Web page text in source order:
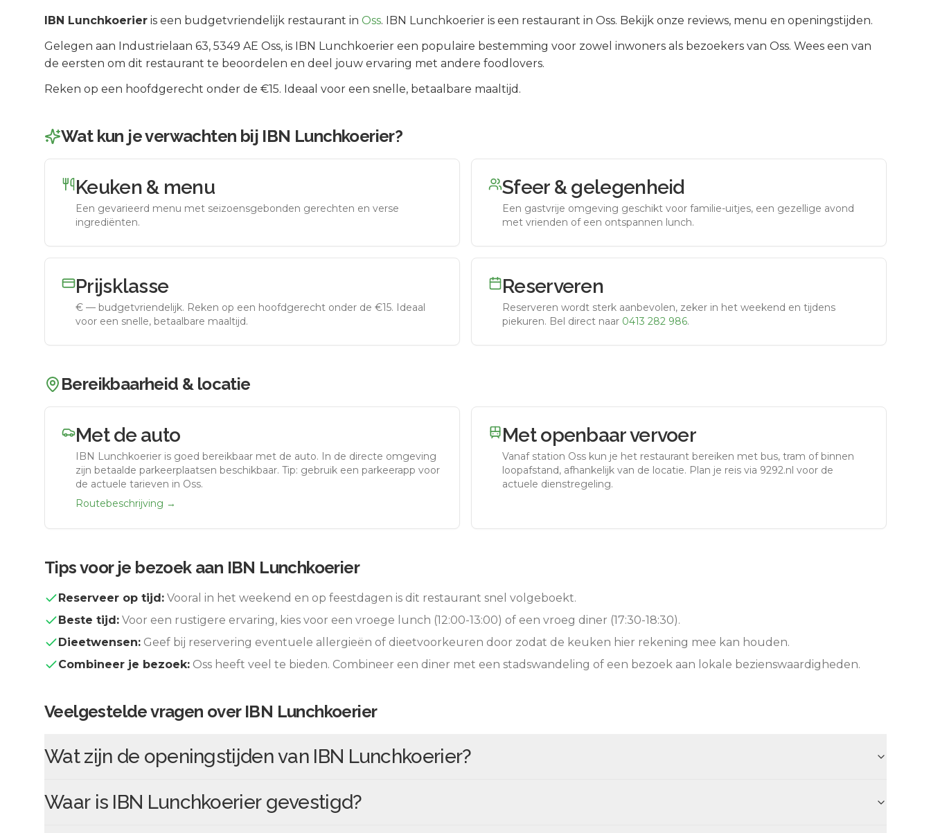
IBN Lunchkoerier is een budgetvriendelijk restaurant in Oss. IBN Lunchkoerier is een restaurant in Oss. Bekijk onze reviews, menu en openingstijden.
Gelegen aan Industrielaan 63, 5349 AE Oss, is IBN Lunchkoerier een populaire bestemming voor zowel inwoners als bezoekers van Oss. Wees een van
de eersten om dit restaurant te beoordelen en deel jouw ervaring met andere foodlovers.
Reken op een hoofdgerecht onder de €15. Ideaal voor een snelle, betaalbare maaltijd.
Wat kun je verwachten bij IBN Lunchkoerier?
Keuken & menu
Een gevarieerd menu met seizoensgebonden gerechten en verse
ingrediënten.
Sfeer & gelegenheid
Een gastvrije omgeving geschikt voor familie-uitjes, een gezellige avond
met vrienden of een ontspannen lunch.
Prijsklasse
€ — budgetvriendelijk. Reken op een hoofdgerecht onder de €15. Ideaal
voor een snelle, betaalbare maaltijd.
Reserveren
Reserveren wordt sterk aanbevolen, zeker in het weekend en tijdens
piekuren. Bel direct naar 0413 282 986.
Bereikbaarheid & locatie
Met de auto
IBN Lunchkoerier is goed bereikbaar met de auto. In de directe omgeving
zijn betaalde parkeerplaatsen beschikbaar. Tip: gebruik een parkeerapp voor
de actuele tarieven in Oss.
Routebeschrijving →
Met openbaar vervoer
Vanaf station Oss kun je het restaurant bereiken met bus, tram of binnen
loopafstand, afhankelijk van de locatie. Plan je reis via 9292.nl voor de
actuele dienstregeling.
Tips voor je bezoek aan IBN Lunchkoerier
Reserveer op tijd: Vooral in het weekend en op feestdagen is dit restaurant snel volgeboekt.
Beste tijd: Voor een rustigere ervaring, kies voor een vroege lunch (12:00-13:00) of een vroeg diner (17:30-18:30).
Dieetwensen: Geef bij reservering eventuele allergieën of dieetvoorkeuren door zodat de keuken hier rekening mee kan houden.
Combineer je bezoek: Oss heeft veel te bieden. Combineer een diner met een stadswandeling of een bezoek aan lokale bezienswaardigheden.
Veelgestelde vragen over IBN Lunchkoerier
Wat zijn de openingstijden van IBN Lunchkoerier?
Waar is IBN Lunchkoeriergevestigd?